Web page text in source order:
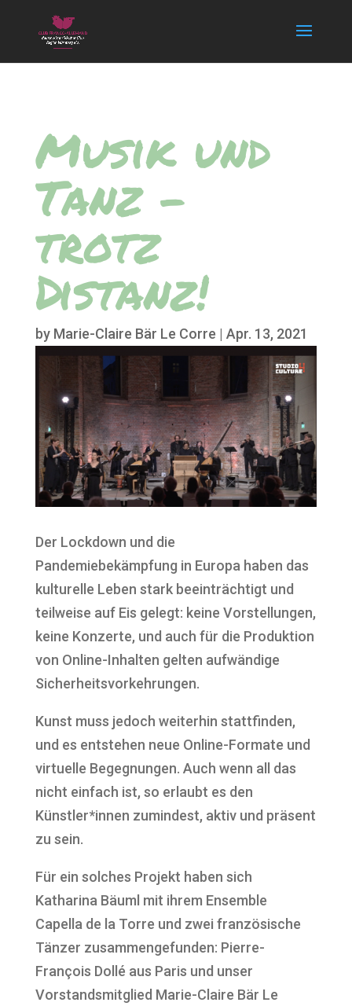
Musik und
Tanz –
trotz
Distanz!
by Marie-Claire Bär Le Corre | Apr. 13, 2021
Der Lockdown und die
Pandemiebekämpfung in Europa haben das
kulturelle Leben stark beeinträchtigt und
teilweise auf Eis gelegt: keine Vorstellungen,
keine Konzerte, und auch für die Produktion
von Online-Inhalten gelten aufwändige
Sicherheitsvorkehrungen.
Kunst muss jedoch weiterhin stattfinden,
und es entstehen neue Online-Formate und
virtuelle Begegnungen. Auch wenn all das
nicht einfach ist, so erlaubt es den
Künstler*innen zumindest, aktiv und präsent
zu sein.
Für ein solches Projekt haben sich
Katharina Bäuml mit ihrem Ensemble
Capella de la Torre und zwei französische
Tänzer zusammengefunden: Pierre-
François Dollé aus Paris und unser
Vorstandsmitglied Marie-Claire Bär Le